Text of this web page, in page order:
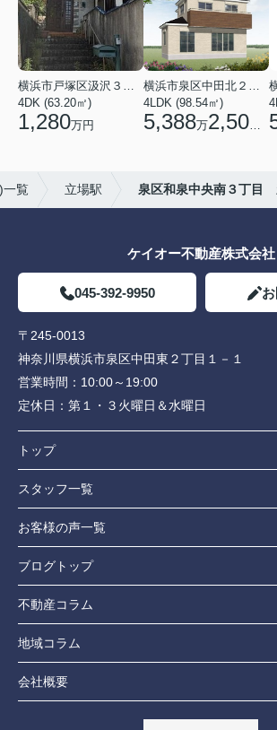
横浜市戸塚区汲沢３丁目
4DK (63.20㎡)
1,280万円
横浜市泉区中田北２丁目
4LDK (98.54㎡)
5,388万2,500 円
一覧 立場駅 泉区和泉中央南３丁
ケイオー不動産株式会社
045-392-9950
〒245-0013
神奈川県横浜市泉区中田東２丁目１－１
営業時間： 10:00～19:00
定休日： 第１・３火曜日＆水曜日
トップ
スタッフ一覧
お客様の声一覧
ブログトップ
不動産コラム
地域コラム
会社概要